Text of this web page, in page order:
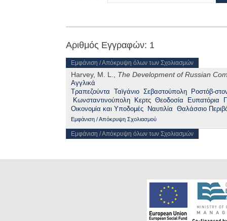
Αριθμός Εγγραφών: 1
Εμφάνιση / Απόκρυψη όλων των Σχολιασμών
Harvey, M. L., The Development of Russian
Αγγλικά
Τραπεζούντα Ταϊγάνιο Σεβαστούπολη
Ροστόβ-
Κωνσταντινούπολη
Κερτς Θεοδοσία Ευπατόρια
Οικονομία και Υποδομές
Ναυτιλία Θαλάσσιο
Εμφάνιση / Απόκρυψη Σχολιασμού
Εμφάνιση / Απόκρυψη όλων των Σχολιασμών